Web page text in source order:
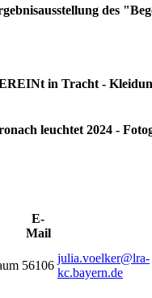
des
in Tracht -
leuchtet 2024 -
E-
Mail
56106
julia.voelker@lra-
kc.bayern.de